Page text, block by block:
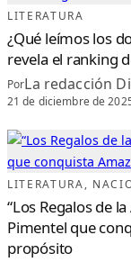
LITERATURA
¿Qué leímos los
revela el ranking
PorLa redacción
21 de diciembre de
LITERATURA,
“Los Regalos de
Pimentel que
propósito